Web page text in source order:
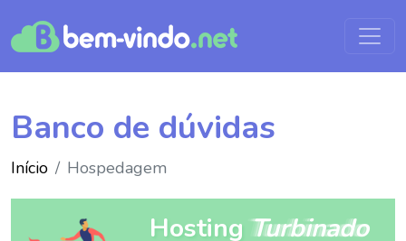
Banco de dúvidas
Início Hospedagem
HostingTurbinado